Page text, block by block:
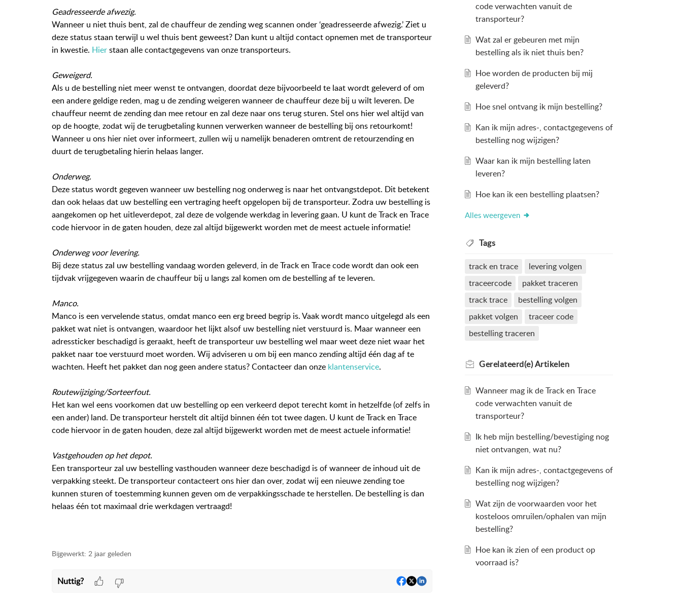
Geadresseerde afwezig.
Wanneer u niet thuis bent, zal de chauffeur de zending weg scannen onder ‘geadresseerde afwezig.’ Ziet u
deze status staan terwijl u wel thuis bent geweest? Dan kunt u altijd contact opnemen met de transporteur
in kwestie. Hierstaan alle contactgegevens van onze transporteurs.
Geweigerd.
Als u de bestelling niet meer wenst te ontvangen, doordat deze bijvoorbeeld te laat wordt geleverd of om
een andere geldige reden, mag u de zending weigeren wanneer de chauffeur deze bij u wilt leveren. De
chauffeur neemt de zending dan mee retour en zal deze naar ons terug sturen. Stel ons hier wel altijd van
op de hoogte, zodat wij de terugbetaling kunnen verwerken wanneer de bestelling bij ons retourkomt!
Wanneer u ons hier niet over informeert, zullen wij u namelijk benaderen omtrent de retourzending en
duurt de terugbetaling hierin helaas langer.
Onderweg.
Deze status wordt gegeven wanneer uw bestelling nog onderweg is naar het ontvangstdepot. Dit betekent
dan ook helaas dat uw bestelling een vertraging heeft opgelopen bij de transporteur. Zodra uw bestelling is
aangekomen op het uitleverdepot, zal deze de volgende werkdag in levering gaan. U kunt de Track en Trace
code hiervoor in de gaten houden, deze zal altijd bijgewerkt worden met de meest actuele informatie!
Onderweg voor levering.
Bij deze status zal uw bestelling vandaag worden geleverd, in de Track en Trace code wordt dan ook een
tijdvak vrijgegeven waarin de chauffeur bij u langs zal komen om de bestelling af te leveren.
Manco.
Manco is een vervelende status, omdat manco een erg breed begrip is. Vaak wordt manco uitgelegd als een
pakket wat niet is ontvangen, waardoor het lijkt alsof uw bestelling niet verstuurd is. Maar wanneer een
adressticker beschadigd is geraakt, heeft de transporteur uw bestelling wel maar weet deze niet waar het
pakket naar toe verstuurd moet worden. Wij adviseren u om bij een manco zending altijd één dag af te
wachten. Heeft het pakket dan nog geen andere status? Contacteer dan onze klantenservice.
Routewijziging/Sorteerfout.
Het kan wel eens voorkomen dat uw bestelling op een verkeerd depot terecht komt in hetzelfde (of zelfs in
een ander) land. De transporteur herstelt dit altijd binnen één tot twee dagen. U kunt de Track en Trace
code hiervoor in de gaten houden, deze zal altijd bijgewerkt worden met de meest actuele informatie!
Vastgehouden op het depot.
Een transporteur zal uw bestelling vasthouden wanneer deze beschadigd is of wanneer de inhoud uit de
verpakking steekt. De transporteur contacteert ons hier dan over, zodat wij een nieuwe zending toe
kunnen sturen of toestemming kunnen geven om de verpakkingsschade te herstellen. De bestelling is dan
helaas één tot maximaal drie werkdagen vertraagd!
Bijgewerkt: 2 jaar geleden
Nuttig?
code verwachten vanuit de
transporteur?
Wat zal er gebeuren met mijn
bestelling als ik niet thuis ben?
Hoe worden de producten bij mij
geleverd?
Hoe snel ontvang ik mijn bestelling?
Kan ik mijn adres-, contactgegevens of
bestelling nog wijzigen?
Waar kan ik mijn bestelling laten
leveren?
Hoe kan ik een bestelling plaatsen?
Alles weergeven
Tags
track en trace
levering volgen
traceercode
pakket traceren
track trace
bestelling volgen
pakket volgen
traceer code
bestelling traceren
Gerelateerd(e)Artikelen
Wanneer mag ik de Track en Trace
code verwachten vanuit de
transporteur?
Ik heb mijn bestelling/bevestiging nog
niet ontvangen, wat nu?
Kan ik mijn adres-, contactgegevens of
bestelling nog wijzigen?
Wat zijn de voorwaarden voor het
kosteloos omruilen/ophalen van mijn
bestelling?
Hoe kan ik zien of een product op
voorraad is?